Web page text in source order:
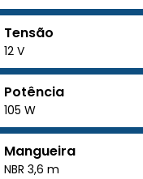
Tensão
12 V
Potência
105 W
Mangueira
NBR 3,6 m